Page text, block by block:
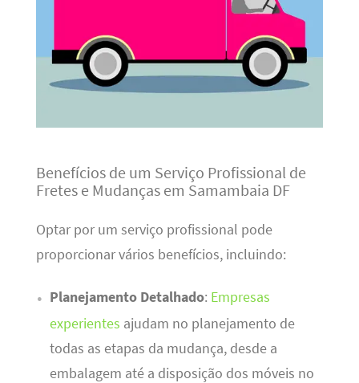
Benefícios de um Serviço Profissional de
Fretes e Mudanças em Samambaia DF
Optar por um serviço profissional pode
proporcionar vários benefícios, incluindo:
Planejamento Detalhado: Empresas
experientes ajudam no planejamento de
todas as etapas da mudança, desde a
embalagem até a disposição dos móveis no